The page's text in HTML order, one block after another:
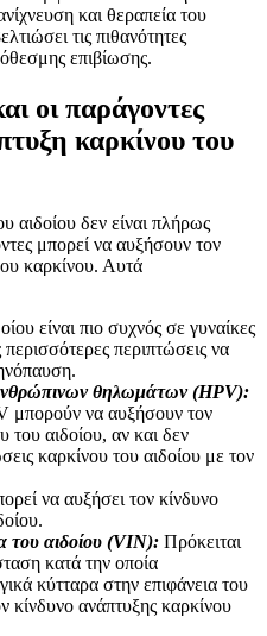
και θεραπεία του
τις πιθανότητες
επιβίωσης.
οι παράγοντες
καρκίνου του
αιδοίου δεν είναι πλήρως
μπορεί να αυξήσουν τον
καρκίνου. Αυτά
είναι πιο συχνός σε γυναίκες
περισσότερες περιπτώσεις να
θηλωμάτων (HPV):
μπορούν να αυξήσουν τον
του αιδοίου, αν και δεν
καρκίνου του αιδοίου με τον
να αυξήσει τον κίνδυνο
του αιδοίου (VIN): Πρόκειται
κατά την οποία
κύτταρα στην επιφάνεια του
κίνδυνο ανάπτυξης καρκίνου